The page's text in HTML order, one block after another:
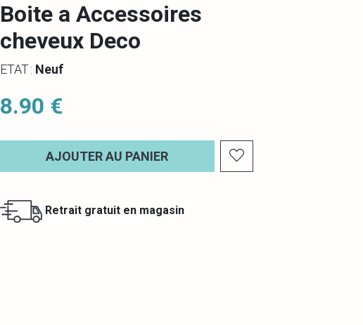
Boite a Accessoires
cheveux Deco
ETAT : Neuf
8.90 €
AJOUTER AU PANIER
Retrait gratuit en magasin